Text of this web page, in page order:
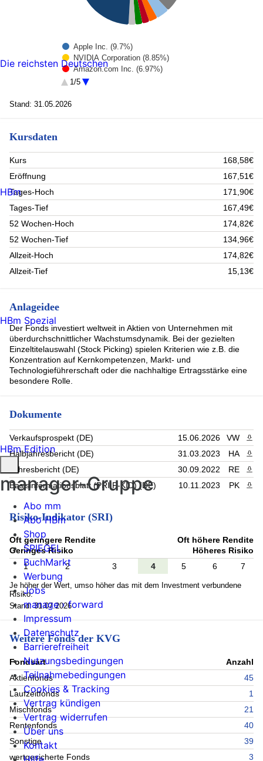
Apple Inc. (9.7%)
NVIDIA Corporation (8.85%)
Amazon.com Inc. (6.97%)
Microsoft Corporation (6.83%)
1/5
Stand: 31.05.2026
Kursdaten
Kurs
168,58€
Eröffnung
167,51€
Tages-Hoch
171,90€
Tages-Tief
167,49€
52 Wochen-Hoch
174,82€
52 Wochen-Tief
134,96€
Allzeit-Hoch
174,82€
Allzeit-Tief
15,13€
Anlageidee
Der Fonds investiert weltweit in Aktien von Unternehmen mit
überdurchschnittlicher Wachstumsdynamik. Bei der gezielten
Einzeltitelauswahl (Stock Picking) spielen Kriterien wie z.B. die
Konzentration auf Kernkompetenzen, Markt- und
Technologieführerschaft oder die nachhaltige Ertragsstärke eine
besondere Rolle.
Dokumente
Verkaufsprospekt (DE) 15.06.2026 VW
Halbjahresbericht (DE)
31.03.2023 HA
Jahresbericht (DE)
30.09.2022 RE
Basisinformationsblatt (PRIIP-KID) (DE)
10.11.2023 PK
Risiko-Indikator (SRI)
Oft geringere Rendite
Geringes Risiko
Oft höhere Rendite
Höheres Risiko
1
2 3 4 5 6 7
Je höher der Wert, umso höher das mit dem Investment verbundene
Risiko.
Stand: 31.07.2026
Weitere Fonds der KVG
Fondsart
Anzahl
Aktienfonds
45
Laufzeitfonds
1
Mischfonds
21
Rentenfonds
40
Sonstige
39
wertgesicherte Fonds
3
Die reichsten Deutschen
HBm
HBm Spezial
HBm Edition
manager-Gruppe
Abo mm
Abo HBm
Shop
SPIEGEL
BuchMarkt
Werbung
Jobs
manage › forward
Impressum
Datenschutz
Barrierefreiheit
Nutzungsbedingungen
Teilnahmebedingungen
Cookies & Tracking
Vertrag kündigen
Vertrag widerrufen
Über uns
Kontakt